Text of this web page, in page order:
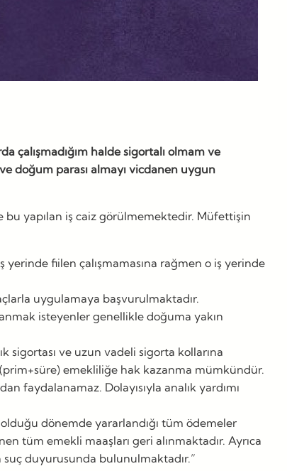
çalışmadığım halde sigortalı olmam ve
doğum parası almayı vicdanen uygun
bu yapılan iş caiz görülmemektedir. Müfettişin
yerinde fiilen çalışmamasına rağmen o iş yerinde
uygulamaya başvurulmaktadır.
isteyenler genellikle doğuma yakın
sigortası ve uzun vadeli sigorta kollarına
emekliliğe hak kazanma mümkündür.
faydalanamaz. Dolayısıyla analık yardımı
dönemde yararlandığı tüm ödemeler
tüm emekli maaşları geri alınmaktadır. Ayrıca
suç duyurusunda bulunulmaktadır.”